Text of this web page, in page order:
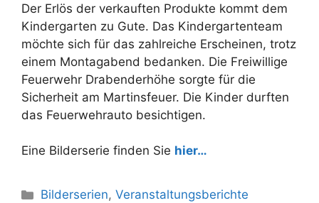
Der Erlös der verkauften Produkte kommt dem
Kindergarten zu Gute. Das Kindergartenteam
möchte sich für das zahlreiche Erscheinen, trotz
einem Montagabend bedanken. Die Freiwillige
Feuerwehr Drabenderhöhe sorgte für die
Sicherheit am Martinsfeuer. Die Kinder durften
das Feuerwehrauto besichtigen.
Eine Bilderserie finden Sie hier…
Kategorien
Bilderserien,Veranstaltungsberichte